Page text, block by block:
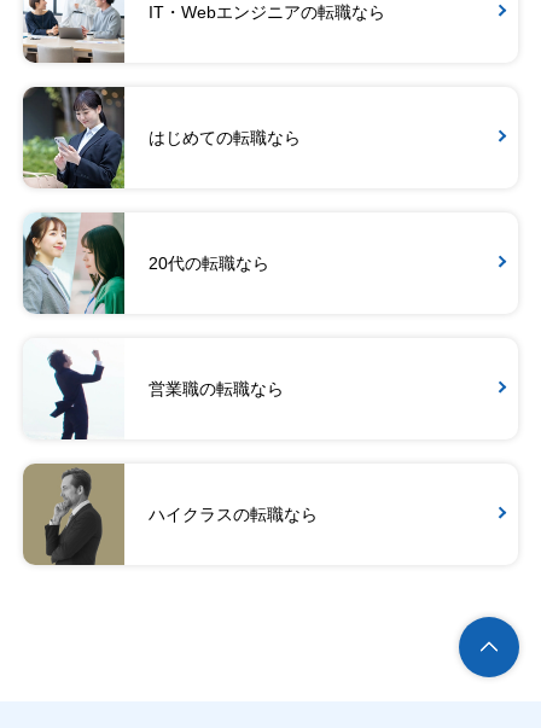
IT・Webエンジニアの転職なら
はじめての転職なら
20代の転職なら
営業職の転職なら
ハイクラスの転職なら